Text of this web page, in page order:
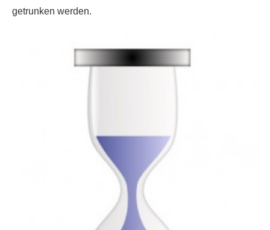
getrunken werden.